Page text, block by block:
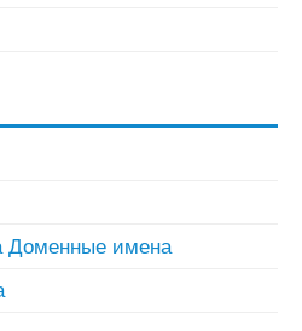
Доменные имена